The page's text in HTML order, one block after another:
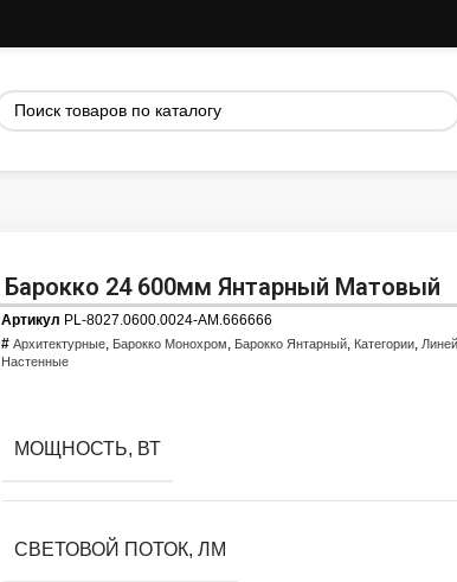
Барокко 24 600мм Янтарный Матовый
Артикул PL-8027.0600.0024-AM.666666
# Архитектурные Барокко Монохром Барокко Янтарный Категории
Настенные
МОЩНОСТЬ, ВТ
СВЕТОВОЙ ПОТОК, ЛМ